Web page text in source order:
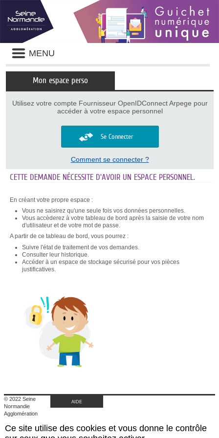
Liste
des
avertissements
MENU
Mon espace perso
Utilisez votre compte Fournisseur OpenIDConnect Arpege pour
accéder à votre espace personnel
Se Connecter
Comment se connecter ?
CETTE DEMANDE NÉCESSITE D'AVOIR UN ESPACE PERSONNEL.
En créant votre propre espace :
Vous ne saisirez qu'une seule fois vos données personnelles.
Vous accèderez à votre tableau de bord après la saisie de votre nom
d'utilisateur et de votre mot de passe.
A partir de ce tableau de bord, vous pourrez :
Suivre l'état de traitement de vos demandes.
Consulter leur historique.
Accéder à un espace de stockage sécurisé pour vos pièces
justificatives.
© 2022 Seine
Normandie
Agglomération
Retour au site de
l'agglomération
AIDE
Panneau de gestion des cookies
Ce site utilise des cookies et vous donne le contrôle